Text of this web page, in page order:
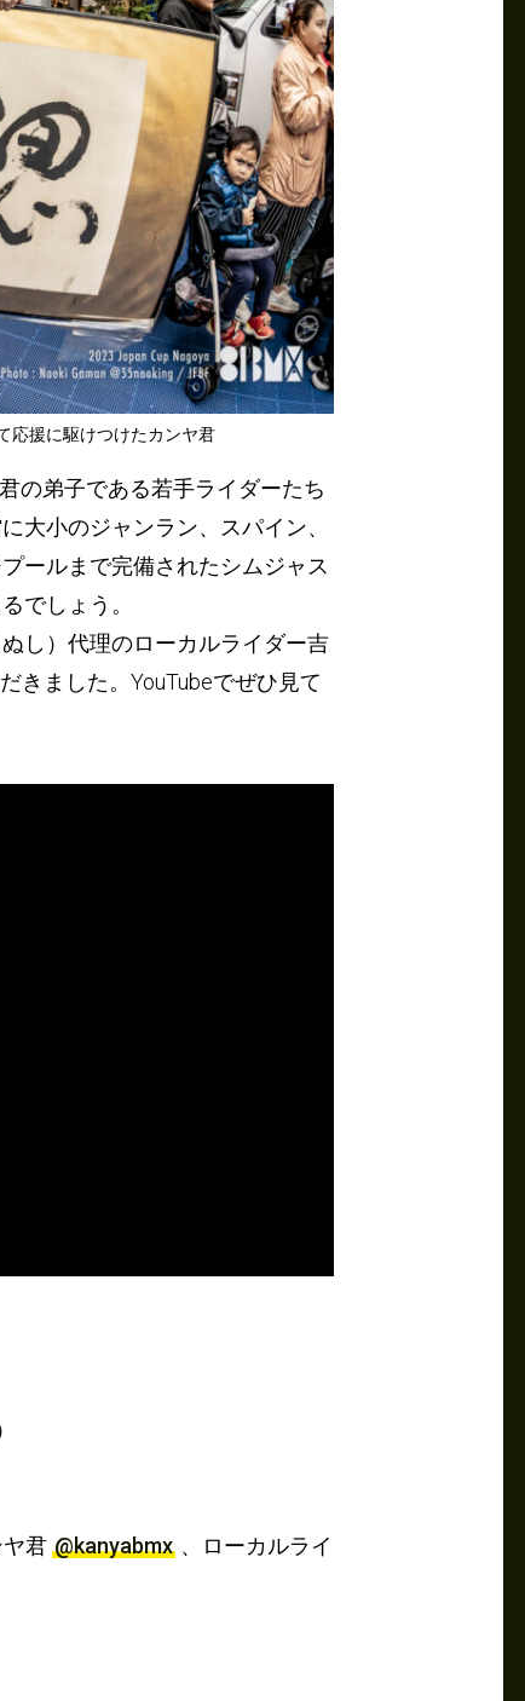
応援に駆けつけたカンヤ君
の弟子である若手ライダーたち
大小のジャンラン、スパイン、
ールまで完備されたシムジャス
でしょう。
し）代理のローカルライダー吉
きました。YouTubeでぜひ見て
ヤ君 @kanyabmx 、ローカルライ